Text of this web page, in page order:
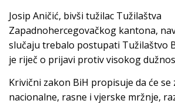
Josip Aničić, bivši tužilac Tužilaštva
Zapadnohercegovačkog kantona,
slučaju trebalo postupati Tužilaštvo
je riječ o prijavi protiv visokog
Krivični zakon BiH propisuje da će se
nacionalne, rasne i vjerske mržnje,